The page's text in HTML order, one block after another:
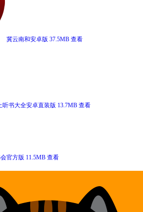
冀云南和安卓版 37.5MB 查看
听书大全安卓直装版 13.7MB 查看
官方版 11.5MB 查看